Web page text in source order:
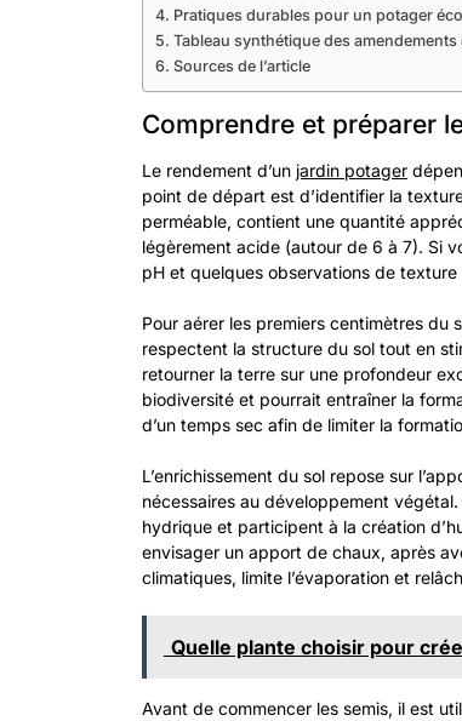
Pratiques durables pour un potager
Tableau synthétique des amendements
Sources de l’article
Comprendre et préparer
Le rendement d’un jardin potager
point de départ est d’identifier la
perméable, contient une quantité
légèrement acide (autour de 6 à 7). Si
pH et quelques observations de
Pour aérer les premiers centimètres du
respectent la structure du sol tout en
retourner la terre sur une profondeur
biodiversité et pourrait entraîner la
d’un temps sec afin de limiter la
L’enrichissement du sol repose sur
nécessaires au développement
hydrique et participent à la création
envisager un apport de chaux, après
climatiques, limite l’évaporation et
Quelle plante choisir pour
Avant de commencer les semis, il est